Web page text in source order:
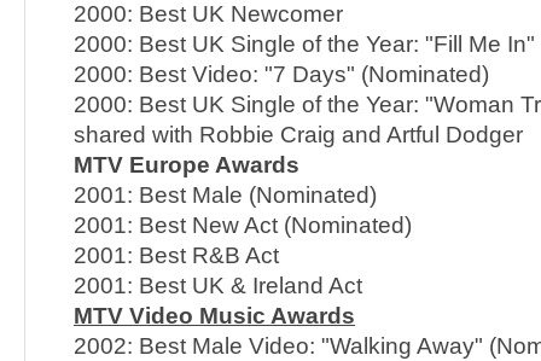
2000: Best UK Newcomer
2000: Best UK Single of the Year: "Fill Me In"
2000: Best Video: "7 Days" (Nominated)
2000: Best UK Single of the Year: "Woman
shared with Robbie Craig and Artful Dodger
MTV Europe Awards
2001: Best Male (Nominated)
2001: Best New Act (Nominated)
2001: Best R&B Act
2001: Best UK & Ireland Act
MTV Video Music Awards
2002: Best Male Video: "Walking Away"